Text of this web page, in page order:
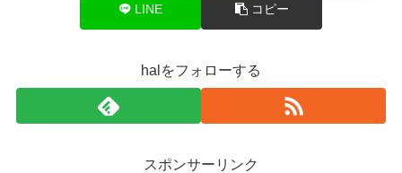
LINE コピー
halをフォローする
スポンサーリンク